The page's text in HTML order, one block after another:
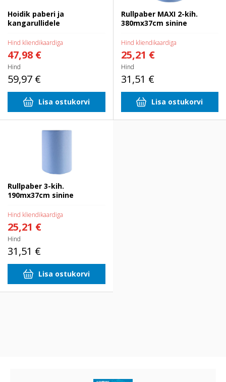
Hoidik paberi ja
kangarullidele
Hind kliendikaardiga
47,98 €
Hind
59,97 €
Lisa ostukorvi
Rullpaber MAXI 2-kih.
380mx37cm sinine
Hind kliendikaardiga
25,21 €
Hind
31,51 €
Lisa ostukorvi
Rullpaber 3-kih.
190mx37cm sinine
Hind kliendikaardiga
25,21 €
Hind
31,51 €
Lisa ostukorvi